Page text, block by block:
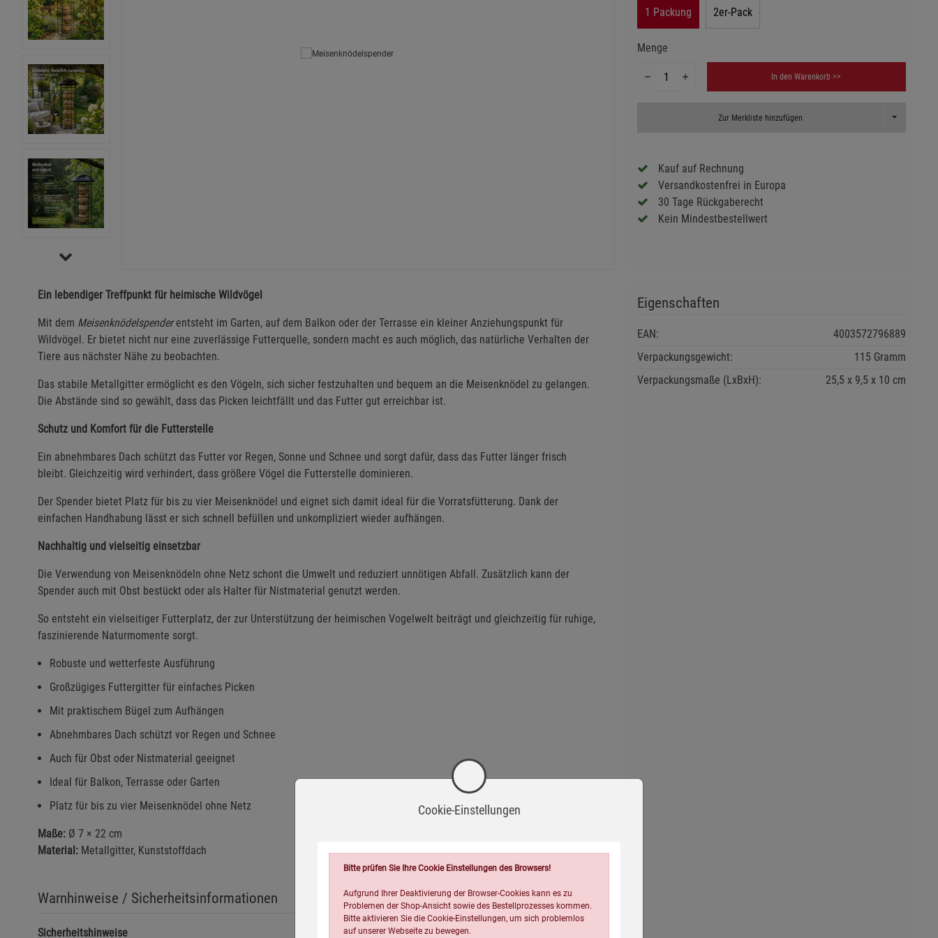
1 Packung 2er-Pack
Menge
In den Warenkorb >>
Zur Merkliste hinzufügen Toggle
Kauf auf Rechnung
Versandkostenfrei in Europa
30 Tage Rückgaberecht
Kein Mindestbestellwert
Ein lebendiger Treffpunkt für heimische Wildvögel
Mit dem Meisenknödelspenderentsteht im Garten, auf dem Balkon oder der Terrasse ein kleiner Anziehungspunkt für
Wildvögel. Er bietet nicht nur eine zuverlässige Futterquelle, sondern macht es auch möglich, das natürliche Verhalten der
Tiere aus nächster Nähe zu beobachten.
Das stabile Metallgitter ermöglicht es den Vögeln, sich sicher festzuhalten und bequem an die Meisenknödel zu gelangen.
Die Abstände sind so gewählt, dass das Picken leichtfällt und das Futter gut erreichbar ist.
Schutz und Komfort für die Futterstelle
Ein abnehmbares Dach schützt das Futter vor Regen, Sonne und Schnee und sorgt dafür, dass das Futter länger frisch
bleibt. Gleichzeitig wird verhindert, dass größere Vögel die Futterstelle dominieren.
Der Spender bietet Platz für bis zu vier Meisenknödel und eignet sich damit ideal für die Vorratsfütterung. Dank der
einfachen Handhabung lässt er sich schnell befüllen und unkompliziert wieder aufhängen.
Nachhaltig und vielseitig einsetzbar
Die Verwendung von Meisenknödeln ohne Netz schont die Umwelt und reduziert unnötigen Abfall. Zusätzlich kann der
Spender auch mit Obst bestückt oder als Halter für Nistmaterial genutzt werden.
So entsteht ein vielseitiger Futterplatz, der zur Unterstützung der heimischen Vogelwelt beiträgt und gleichzeitig für ruhige,
faszinierende Naturmomente sorgt.
Robuste und wetterfeste Ausführung
Großzügiges Futtergitter für einfaches Picken
Mit praktischem Bügel zum Aufhängen
Abnehmbares Dach schützt vor Regen und Schnee
Auch für Obst oder Nistmaterial geeignet
Ideal für Balkon, Terrasse oder Garten
Platz für bis zu vier Meisenknödel ohne Netz
Maße: Ø 7 × 22 cm
Material: Metallgitter, Kunststoffdach
Warnhinweise / Sicherheitsinformationen
Sicherheitshinweise
Eigenschaften
EAN:
4003572796889
Verpackungsgewicht:
115 Gramm
Verpackungsmaße (LxBxH):
25,5 9,5 10 cm
Cookie-Einstellungen
Bitte prüfen Sie Ihre Cookie Einstellungen des Browsers!
Aufgrund Ihrer Deaktivierung der Browser-Cookies kann es zu
Problemen der Shop-Ansicht sowie des Bestellprozesses kommen.
Bitte aktivieren Sie die Cookie-Einstellungen, um sich problemlos
auf unserer Webseite zu bewegen.